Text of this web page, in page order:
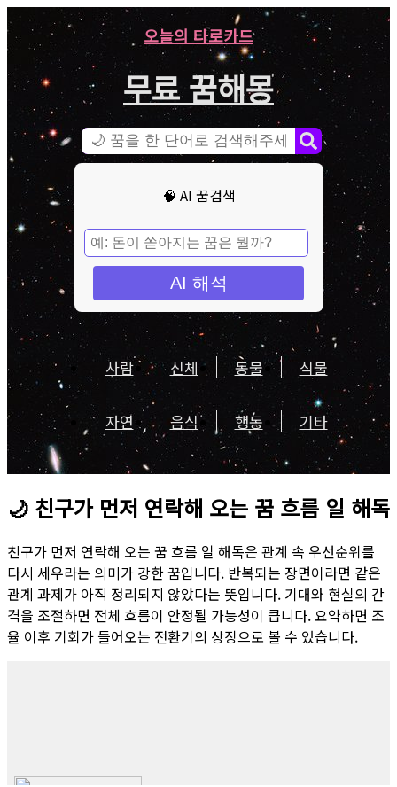
오늘의 타로카드
무료 꿈해몽
🧠 AI 꿈검색
AI 해석
사람 신체 동물 식물
자연 음식 행동 기타
🌙 친구가 먼저 연락해 오는 꿈 흐름 일 해독
친구가 먼저 연락해 오는 꿈 흐름 일 해독은 관계 속 우선순위를
다시 세우라는 의미가 강한 꿈입니다. 반복되는 장면이라면 같은
관계 과제가 아직 정리되지 않았다는 뜻입니다. 기대와 현실의 간
격을 조절하면 전체 흐름이 안정될 가능성이 큽니다. 요약하면 조
율 이후 기회가 들어오는 전환기의 상징으로 볼 수 있습니다.